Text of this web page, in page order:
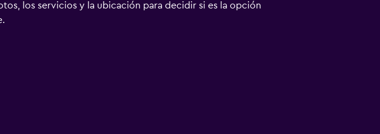
los servicios y la ubicación para decidir si es la opción